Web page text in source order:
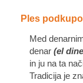
Ples
Med
denar (el
in ju na ta
Tradicija je